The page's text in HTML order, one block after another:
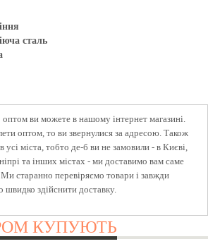
сталь
ви можете в нашому інтернет магазині.
оптом, то ви звернулися за адресою. Також
міста, тобто де-б ви не замовили - в Києві,
та інших містах - ми доставимо вам саме
старанно перевіряємо товари і завжди
здійснити доставку.
КУПУЮТЬ